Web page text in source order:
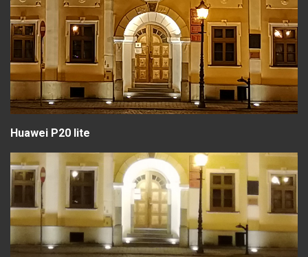
Huawei P20 lite